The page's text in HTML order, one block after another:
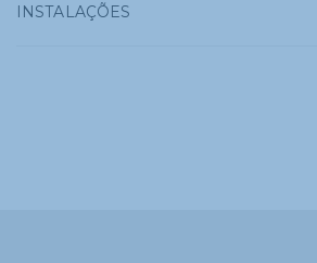
INSTALAÇÕES